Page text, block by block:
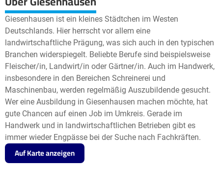
+
−
Giesenhausen ist ein kleines Städtchen im Westen
Deutschlands. Hier herrscht vor allem eine
landwirtschaftliche Prägung, was sich auch in den typischen
Branchen widerspiegelt. Beliebte Berufe sind beispielsweise
Fleischer/in, Landwirt/in oder Gärtner/in. Auch im Handwerk,
insbesondere in den Bereichen Schreinerei und
Maschinenbau, werden regelmäßig Auszubildende gesucht.
Wer eine Ausbildung in Giesenhausen machen möchte, hat
gute Chancen auf einen Job im Umkreis. Gerade im
Handwerk und in landwirtschaftlichen Betrieben gibt es
immer wieder Engpässe bei der Suche nach Fachkräften.
Auf Karte anzeigen